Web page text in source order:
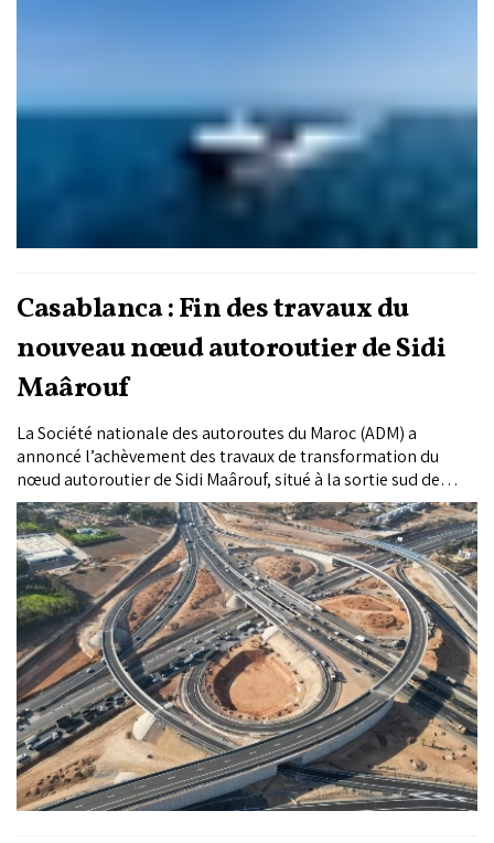
Casablanca : Fin des travaux du
nouveau nœud autoroutier de Sidi
Maârouf
La Société nationale des autoroutes du Maroc (ADM) a
annoncé l’achèvement des travaux de transformation du
nœud autoroutier de Sidi Maârouf, situé à la sortie sud de
Casablanca. Ce carrefour stratégique, désormais aménagé
sur trois niveaux, constitue le premier échangeur autoroutier
hybride de ce type au Maroc.